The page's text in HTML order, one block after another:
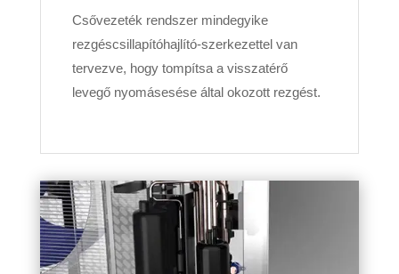
Csővezeték rendszer mindegyike
rezgéscsillapítóhajlító-szerkezettel van
tervezve, hogy tompítsa a visszatérő
levegő nyomásesése által okozott rezgést.